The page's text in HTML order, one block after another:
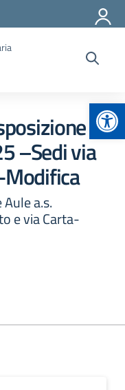
–Sedi via
Modifica
a.s.
e via Carta-